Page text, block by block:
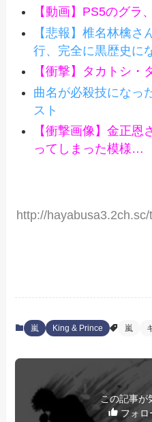
【動画】PS5のグラ
【悲報】椎名林檎さ
行、完全に黒歴史に
【衝撃】タカトシ・
曲名が必殺技になっ
スト
【衝撃画像】金正
ってしまった模様…
http://
嵐 King & Prince 嵐
この記事が
フォロ